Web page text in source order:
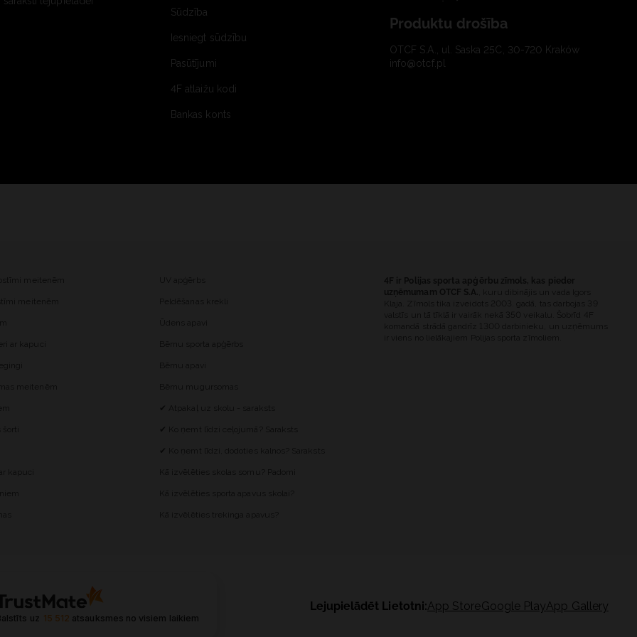
Sūdzība
Iesniegt sūdzību
Pasūtījumi
4F atlaižu kodi
Bankas konts
Produktu drošība
OTCF S.A., ul. Saska 25C, 30-720 Kraków
info@otcf.pl
uz 15 512 atsauksmes no visiem laikiem
Lejupielādēt Lietotni:App StoreGoogle PlayApp Gallery